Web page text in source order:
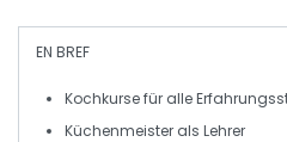
EN BREF
Kochkursefür alle
Küchenmeister als Lehrer